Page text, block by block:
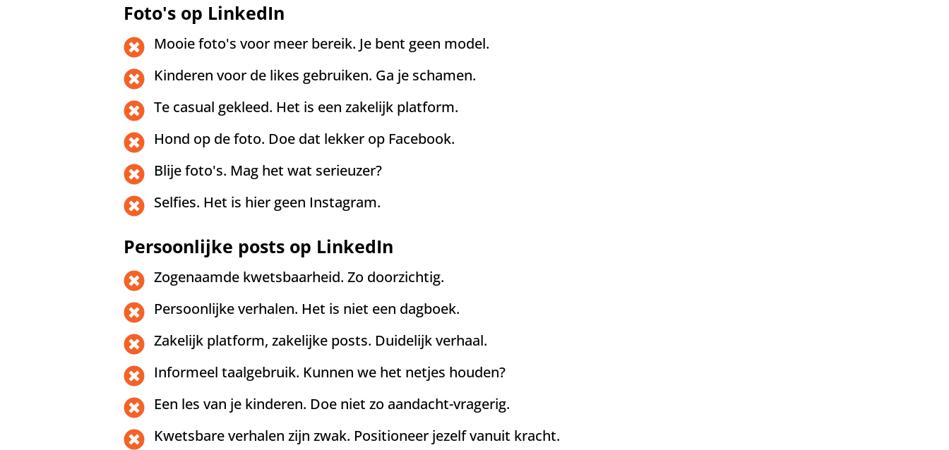
Foto's op LinkedIn
Mooie foto's voor meer bereik. Je bent geen model.
Kinderen voor de likes gebruiken. Ga je schamen.
Te casual gekleed. Het is een zakelijk platform.
Hond op de foto. Doe dat lekker op Facebook.
Blije foto's. Mag het wat serieuzer?
Selfies. Het is hier geen Instagram.
Persoonlijke posts op LinkedIn
Zogenaamde kwetsbaarheid. Zo doorzichtig.
Persoonlijke verhalen. Het is niet een dagboek.
Zakelijk platform, zakelijke posts. Duidelijk verhaal.
Informeel taalgebruik. Kunnen we het netjes houden?
Een les van je kinderen. Doe niet zo aandacht-vragerig.
Kwetsbare verhalen zijn zwak. Positioneer jezelf vanuit kracht.